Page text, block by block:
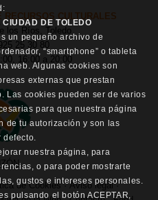
RECURSOS CULTURALES
los Ríos, Toledo
25 30 80
16:00 a 20:00
de Cookies ·Aviso legal·
DE TOLEDO
un pequeño archivo de
“smartphone” o tableta
web. Algunas cookies son
externas que prestan
Las cookies pueden ser de varios
para que nuestra página
de tu autorización y son las
defecto.
nuestra página, para
o para poder mostrarte
gustos e intereses personales.
pulsando el botón ACEPTAR,